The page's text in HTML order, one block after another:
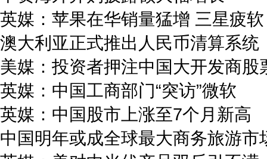
英媒：苹果在华销量猛增 三星疲软
澳大利亚正式推出人民币清算系统
美媒：投资者押注中国大开发商股
英媒：中国工商部门“突访”微软
英媒：中国股市上涨至7个月新高
中国明年或成全球最大商务旅游市